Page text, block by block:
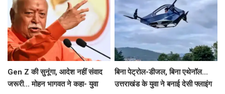
Gen Z की सुनूंगा, आदेश नहीं संवाद
जरूरी... मोहन भागवत ने कहा- युवा
बिना पेट्रोल-डीजल, बिना एथेनॉल...
उत्तराखंड के युवा ने बनाई देसी फ्लाइंग